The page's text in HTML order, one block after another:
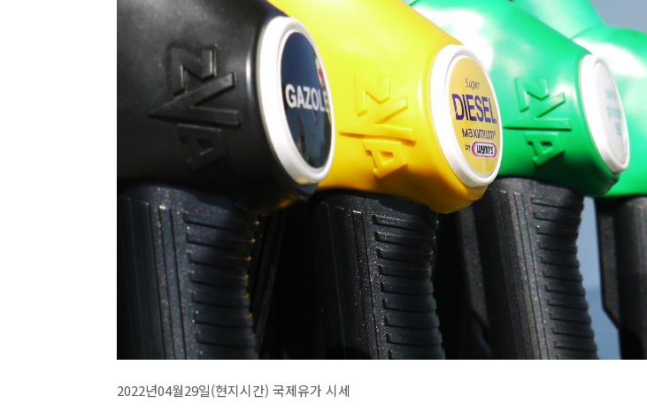
2022년04월29일(현지시간) 국제유가 시세